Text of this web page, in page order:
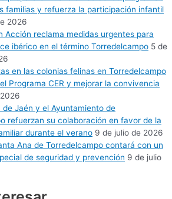
familias y refuerza la participación infantil
2026
Acción reclama medidas urgentes para
ibérico en el término Torredelcampo 5 de
en las colonias felinas en Torredelcampo
Programa CER y mejorar la convivencia
de Jaén y el Ayuntamiento de
refuerzan su colaboración en favor de la
durante el verano 9 de julio de 2026
Ana de Torredelcampo contará con un
de seguridad y prevención 9 de julio